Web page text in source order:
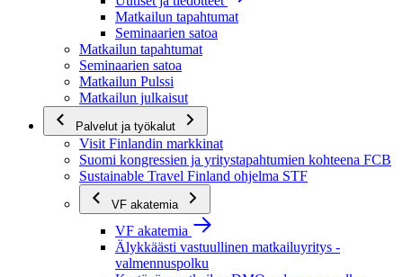
Matkailun tapahtumat
Seminaarien satoa
Matkailun tapahtumat
Seminaarien satoa
Matkailun Pulssi
Matkailun julkaisut
Palvelut ja työkalut
Visit Finlandin markkinat
Suomi kongressien ja yritystapahtumien kohteena FCB
Sustainable Travel Finland ohjelma STF
VF akatemia
VF akatemia
Älykkäästi vastuullinen matkailuyritys -
valmennuspolku